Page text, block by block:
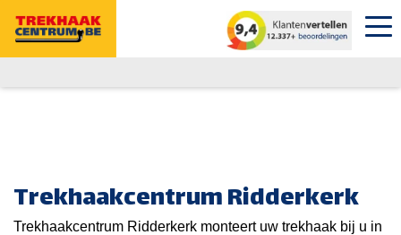
Trekhaakcentrum Ridderkerk
Trekhaakcentrum Ridderkerk monteert uw trekhaak bij u in